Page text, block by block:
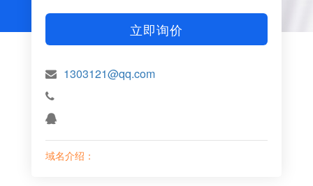
立即询价
1303121@qq.com
域名介绍：